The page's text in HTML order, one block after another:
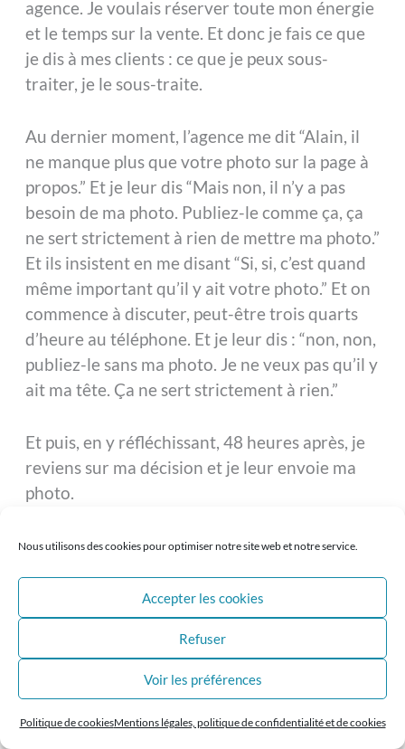
Nous utilisons des cookies pour optimiser notre site web et notre service.
Accepter les cookies
Refuser
Voir les préférences
Politique de cookiesMentions légales, politique de confidentialité et de cookies
agence. Je voulais réserver toute mon énergie
et le temps sur la vente. Et donc je fais ce que
je dis à mes clients : ce que je peux sous-
traiter, je le sous-traite.
Au dernier moment, l’agence me dit “Alain, il
ne manque plus que votre photo sur la page à
propos.” Et je leur dis “Mais non, il n’y a pas
besoin de ma photo. Publiez-le comme ça, ça
ne sert strictement à rien de mettre ma photo.”
Et ils insistent en me disant “Si, si, c’est quand
même important qu’il y ait votre photo.” Et on
commence à discuter, peut-être trois quarts
d’heure au téléphone. Et je leur dis : “non, non,
publiez-le sans ma photo. Je ne veux pas qu’il y
ait ma tête. Ça ne sert strictement à rien.”
Et puis, en y réfléchissant, 48 heures après, je
reviens sur ma décision et je leur envoie ma
photo.
15 ans après, je monte sur une scène et je fais
chemin-là, c’est celui que je fais un peu avec
mes clients : assumer avec l’expérience une
exposition professionnelle, j’entends, ce qu’on
peut ou qu’on veut montrer de soi. Sur
LinkedIn, la difficulté n’est pas d’écrire, c’est :
qu’est-ce qu’on veut dire et comment on veut